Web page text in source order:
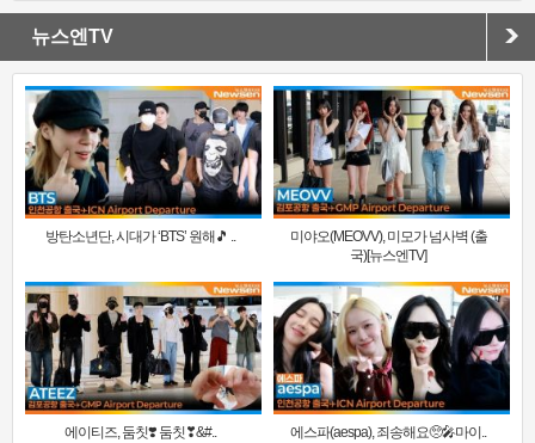
뉴스엔TV
방탄소년단, 시대가 ‘BTS’ 원해🎵 ..
미야오(MEOVV), 미모가 넘사벽 (출
국)[뉴스엔TV]
에이티즈, 둠칫❣️ 둠칫❣&#.. 에스파(aespa), 죄송해요🥺🎤마이..